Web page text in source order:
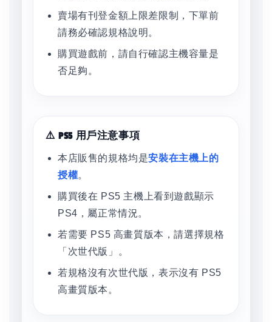
賣場有刊登金額上限差限制，下單前
請務必確認規格說明。
購買遊戲前，請自行確認主機容量是
否足夠。
⚠️ PS5 用戶注意事項
本店販售的規格均是安裝在主機上的
授權。
購買後在 PS5 主機上看到遊戲顯示
PS4，屬正常情況。
若需要 PS5 高畫質版本，請選擇規格
「次世代版」。
若規格沒有次世代版，表示沒有 PS5
高畫質版本。